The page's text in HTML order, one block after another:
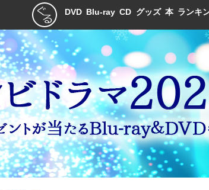
DVD Blu-ray CD グッズ 本 ランキ